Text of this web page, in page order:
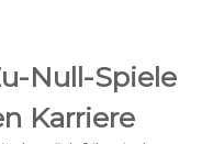
Null-Spiele
Karriere